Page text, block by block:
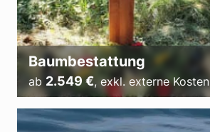
Baumbestattung
ab 2.549€, exkl. externe Kosten